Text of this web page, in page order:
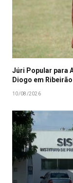
Júri Popular para
Diogo em
10/08/2026